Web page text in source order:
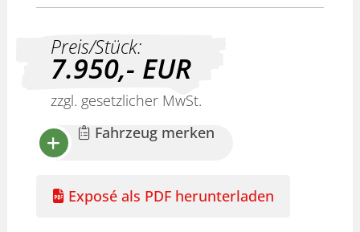
Preis/Stück:
7.950,- EUR
zzgl. gesetzlicher MwSt.
Fahrzeug merken
Exposé als PDF herunterladen